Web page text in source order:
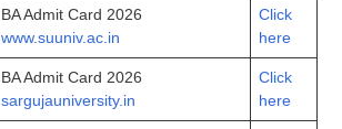
BA Admit Card 2026
www.suuniv.ac.in
Click
here
BA Admit Card 2026
sargujauniversity.in
Click
here